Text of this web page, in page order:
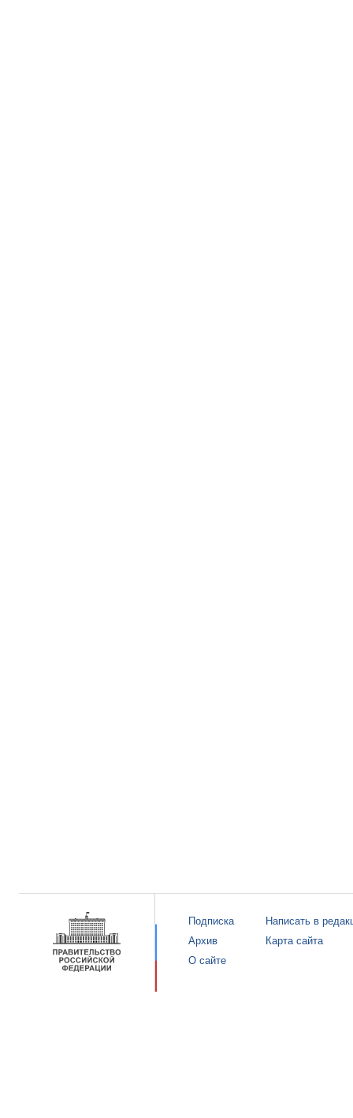
Подписка
Архив
О сайте
Написать в
Карта сайта